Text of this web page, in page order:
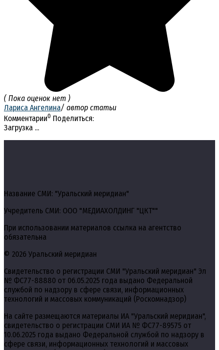
( Пока оценок нет )
Лариса Ангелина/ автор статьи
Комментарии0 Поделиться:
Загрузка ...
Название СМИ: "Уральский меридиан"
Учредитель СМИ: ООО "МЕДИАХОЛДИНГ "ЦКТ""
При использовании материалов ссылка на агентство
обязательна
© 2026 Уральский меридиан
Свидетельство о регистрации СМИ "Уральский меридиан" Эл
№ ФС77-88880 от 06.05.2025 года выдано Федеральной
службой по надзору в сфере связи, информационных
технологий и массовых коммуникаций (Роскомнадзор)
На сайте размещаются материалы ИА "Уральский меридиан",
свидетельство о регистрации СМИ ИА № ФС77-89575 от
10.06.2025 года выдано Федеральной службой по надзору в
сфере связи, информационных технологий и массовых